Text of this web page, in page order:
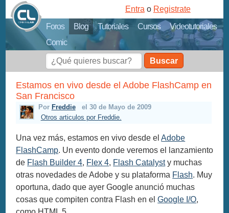
Foros Blog Tutoriales Cursos
Videotutoriales
Comic
Entra o Registrate
Buscar
Estamos en vivo desde el Adobe FlashCamp en
San Francisco
Por Freddie
el 30 de Mayo de 2009
Otros articulos por Freddie.
Una vez más, estamos en vivo desde elAdobe
FlashCamp. Un evento donde veremos el lanzamiento
de Flash Builder 4, Flex 4, Flash Catalysty muchas
otras novedades de Adobe y su plataforma Flash. Muy
oportuna, dado que ayer Google anunció muchas
cosas que compiten contra Flash en elGoogle I/O,